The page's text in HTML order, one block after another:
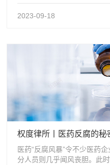
职权另加一项“公司章程规定
2023-09-18
权度律所丨医药反腐的秘
医药“反腐风暴”令不少医药
分人员则几乎闻风丧胆。此